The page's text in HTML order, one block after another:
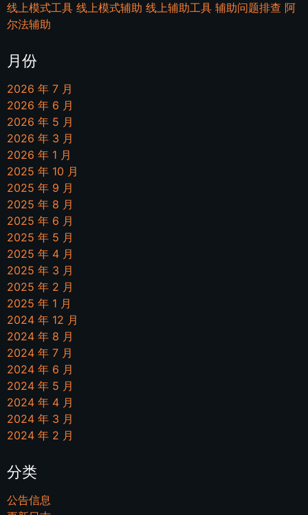
线上模式工具 线上模式辅助 线上辅助工具 辅助问题排查 阿
尔法辅助
月份
2026 年 7 月
2026 年 6 月
2026 年 5 月
2026 年 3 月
2026 年 1 月
2025 年 10 月
2025 年 9 月
2025 年 8 月
2025 年 6 月
2025 年 5 月
2025 年 4 月
2025 年 3 月
2025 年 2 月
2025 年 1 月
2024 年 12 月
2024 年 8 月
2024 年 7 月
2024 年 6 月
2024 年 5 月
2024 年 4 月
2024 年 3 月
2024 年 2 月
分类
公告信息